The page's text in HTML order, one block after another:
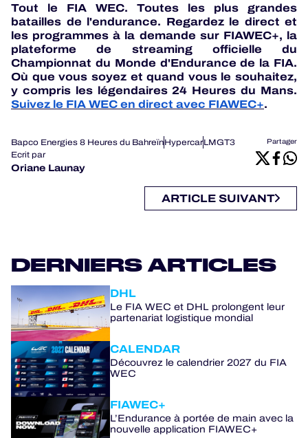
Tout le FIA WEC. Toutes les plus grandes
batailles de l'endurance. Regardez le direct et
les programmes à la demande sur FIAWEC+, la
plateforme de streaming officielle du
Championnat du Monde d'Endurance de la FIA.
Où que vous soyez et quand vous le souhaitez,
y compris les légendaires 24 Heures du Mans.
Suivez le FIA WEC en direct avec FIAWEC+.
Bapco Energies 8 Heures du BahreïnHypercarLMGT3
Ecrit par
Oriane Launay
Partager
ARTICLE SUIVANT
DERNIERS ARTICLES
DHL
Le FIA WEC et DHL prolongent leur
partenariat logistique mondial
CALENDAR
Découvrez le calendrier 2027 du FIA
WEC
FIAWEC+
L’Endurance à portée de main avec la
nouvelle application FIAWEC+